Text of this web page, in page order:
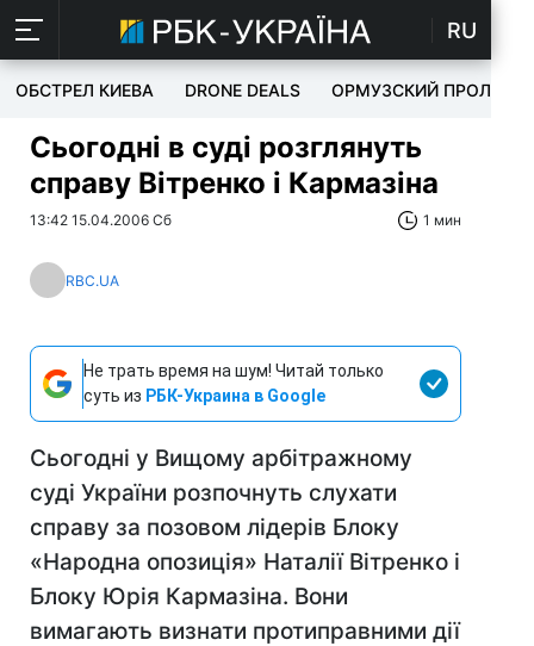
RU
ОБСТРЕЛ КИЕВА DRONE DEALS ОРМУЗСКИЙ ПРОЛИВ
Сьогодні в суді розглянуть
справу Вітренко і Кармазіна
13:42 15.04.2006 Сб 1 мин
RBC.UA
Не трать время на шум! Читай только
суть из РБК-Украина в Google
Сьогодні у Вищому арбітражному
суді України розпочнуть слухати
справу за позовом лідерів Блоку
«Народна опозиція» Наталії Вітренко і
Блоку Юрія Кармазіна. Вони
вимагають визнати протиправними дії